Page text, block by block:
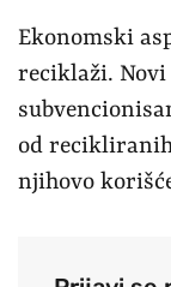
Ekonomski
reciklaži.
od
njihovo